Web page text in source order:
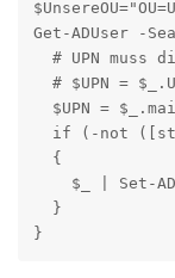
Get-ADUser -
# UPN muss
# $UPN =
$UPN =
if (-not
  {
$_ | Set-
  }
}